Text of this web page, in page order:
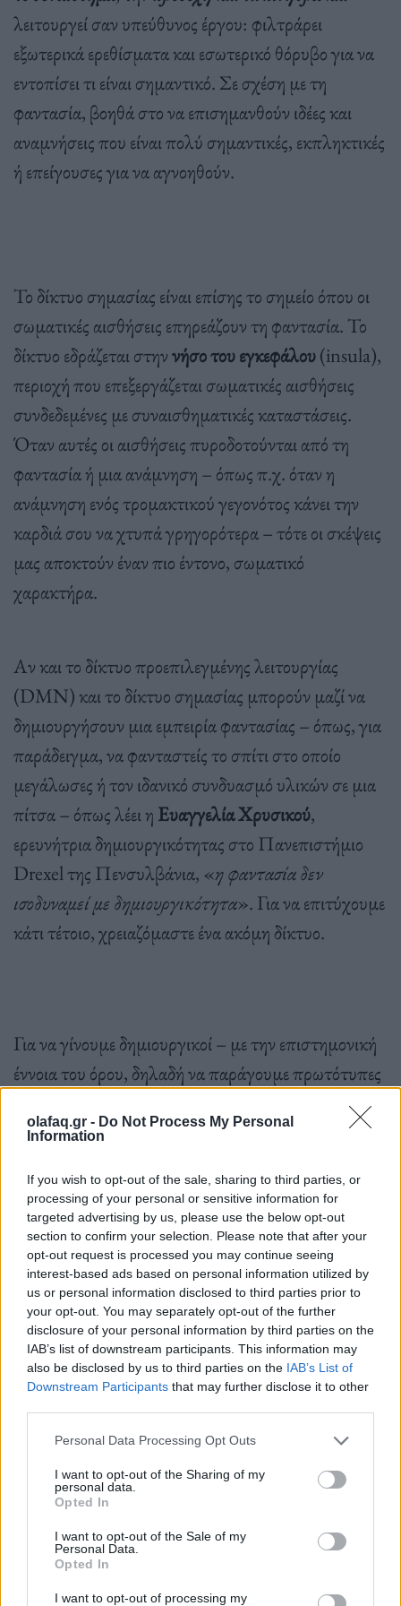
olafaq.gr - Do Not Process My Personal
Information
If you wish to opt-out of the sale, sharing to third parties, or
processing of your personal or sensitive information for
targeted advertising by us, please use the below opt-out
section to confirm your selection. Please note that after your
opt-out request is processed you may continue seeing
interest-based ads based on personal information utilized by
us or personal information disclosed to third parties prior to
your opt-out. You may separately opt-out of the further
disclosure of your personal information by third parties on the
IAB’s list of downstream participants. This information may
also be disclosed by us to third parties on the IAB’s List of
Downstream Participants that may further disclose it to other
Personal Data Processing Opt Outs
I want to opt-out of the Sharing of my
personal data.
Opted In
I want to opt-out of the Sale of my
Personal Data.
Opted In
I want to opt-out of processing my
λειτουργεί σαν υπεύθυνος έργου: φιλτράρει
εξωτερικά ερεθίσματα και εσωτερικό θόρυβο για να
εντοπίσει τι είναι σημαντικό. Σε σχέση με τη
φαντασία, βοηθά στο να επισημανθούν ιδέες και
αναμνήσεις που είναι πολύ σημαντικές, εκπληκτικές
ή επείγουσες για να αγνοηθούν.
Το δίκτυο σημασίας είναι επίσης το σημείο όπου οι
σωματικές αισθήσεις επηρεάζουν τη φαντασία. Το
δίκτυο εδράζεται στηννήσο του εγκεφάλου(insula),
περιοχή που επεξεργάζεται σωματικές αισθήσεις
συνδεδεμένες με συναισθηματικές καταστάσεις.
Όταν αυτές οι αισθήσεις πυροδοτούνται από τη
φαντασία ή μια ανάμνηση – όπως π.χ. όταν η
ανάμνηση ενός τρομακτικού γεγονότος κάνει την
καρδιά σου να χτυπά γρηγορότερα – τότε οι σκέψεις
μας αποκτούν έναν πιο έντονο, σωματικό
χαρακτήρα.
Αν και το δίκτυο προεπιλεγμένης λειτουργίας
(DMN) και το δίκτυο σημασίας μπορούν μαζί να
δημιουργήσουν μια εμπειρία φαντασίας – όπως, για
παράδειγμα, να φανταστείς το σπίτι στο οποίο
μεγάλωσες ή τον ιδανικό συνδυασμό υλικών σε μια
πίτσα – όπως λέει η Ευαγγελία Χρυσικού,
ερευνήτρια δημιουργικότητας στο Πανεπιστήμιο
Drexel της Πενσυλβάνια, «η φαντασία δεν
ισοδυναμεί με δημιουργικότητα». Για να επιτύχουμε
κάτι τέτοιο, χρειαζόμαστε ένα ακόμη δίκτυο.
Για να γίνουμε δημιουργικοί – με την επιστημονική
έννοια του όρου, δηλαδή να παράγουμε πρωτότυπες
πραγματικό κόσμο – ο εγκέφαλος πρέπει να
λειτουργίας(central executive network). Αυτό
συνδέει τις μετωπιαίες περιοχές του εγκεφάλου με
τις οπίσθιες του βρεγματικού φλοιού, που βοηθούν
στη διατήρηση της προσοχής ώστε να μπορούμε να
κρατάμε έναν στόχο κατά νου ενώ επεξεργαζόμαστε
πιθανές λύσεις.
Μελέτες απεικόνισης του εγκεφάλου από την ίδια τη
Χρυσικού και άλλους επιστήμονες δείχνουν ότι τα
δημιουργικότητας
εμφανίζουν πιο ισχυρές συνδέσεις